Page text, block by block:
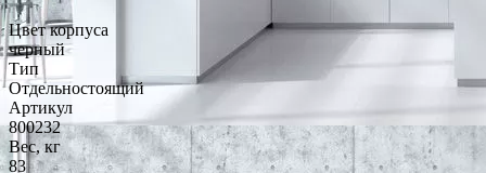
Цвет корпуса
черный
Тип
Отдельностоящий
Артикул
800232
Вес, кг
83